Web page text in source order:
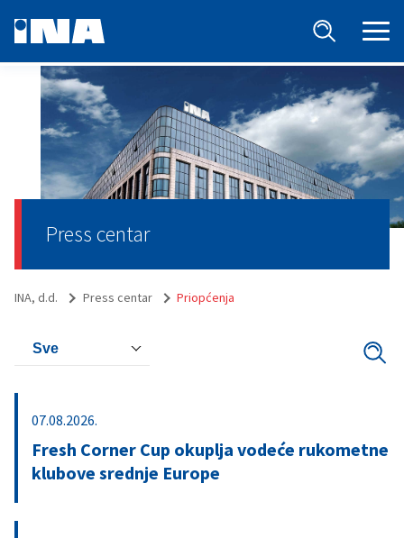
Press centar
INA, d.d. Press centar Priopćenja
Sve
07.08.2026.
Fresh Corner Cup okuplja vodeće rukometne
klubove srednje Europe